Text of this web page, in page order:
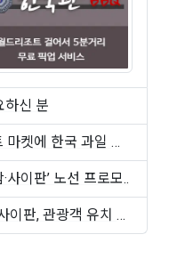
하신 분
사이판’ 노선 프로모..
이판, 관광객 유치 마